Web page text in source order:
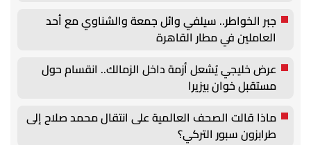
جبر الخواطر.. سيلفي وائل جمعة والشناوي مع أحد
العاملين في مطار القاهرة
عرض خليجي يُشعل أزمة داخل الزمالك.. انقسام حول
مستقبل خوان بيزيرا
ماذا قالت الصحف العالمية على انتقال محمد صلاح إلى
طرابزون سبور التركي؟